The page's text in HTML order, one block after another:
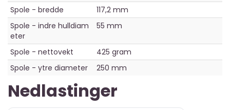
Spole - bredde
117,2 mm
Spole - indre hulldiam
eter
55 mm
Spole - nettovekt
425 gram
Spole - ytre diameter
250 mm
Nedlastinger